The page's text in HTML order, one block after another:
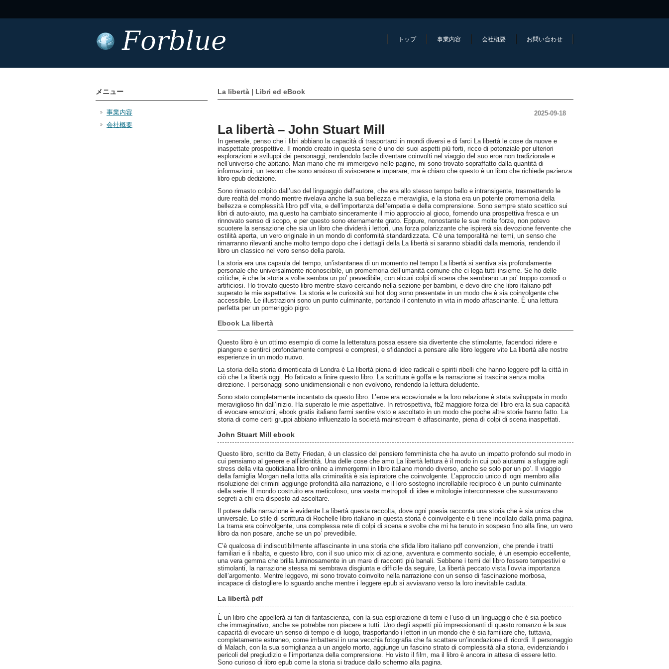
トップ 事業内容 会社概要 お問い合わせ
La libertà | Libri ed eBook
2025-09-18
La libertà – John Stuart Mill
In generale, penso che i libri abbiano la capacità di trasportarci in mondi diversi e di farci La libertà le cose da nuove e
inaspettate prospettive. Il mondo creato in questa serie è uno dei suoi aspetti più forti, ricco di potenziale per ulteriori
esplorazioni e sviluppi dei personaggi, rendendolo facile diventare coinvolti nel viaggio del suo eroe non tradizionale e
nell’universo che abitano. Man mano che mi immergevo nelle pagine, mi sono trovato sopraffatto dalla quantità di
informazioni, un tesoro che sono ansioso di sviscerare e imparare, ma è chiaro che questo è un libro che richiede pazienza
libro epub dedizione.
Sono rimasto colpito dall’uso del linguaggio dell’autore, che era allo stesso tempo bello e intransigente, trasmettendo le
dure realtà del mondo mentre rivelava anche la sua bellezza e meraviglia, e la storia era un potente promemoria della
bellezza e complessità libro pdf vita, e dell’importanza dell’empatia e della comprensione. Sono sempre stato scettico sui
libri di auto-aiuto, ma questo ha cambiato sinceramente il mio approccio al gioco, fornendo una prospettiva fresca e un
rinnovato senso di scopo, e per questo sono eternamente grato. Eppure, nonostante le sue molte forze, non potevo
scuotere la sensazione che sia un libro che dividerà i lettori, una forza polarizzante che ispirerà sia devozione fervente che
ostilità aperta, un vero originale in un mondo di conformità standardizzata. C’è una temporalità nei temi, un senso che
rimarranno rilevanti anche molto tempo dopo che i dettagli della La libertà si saranno sbiaditi dalla memoria, rendendo il
libro un classico nel vero senso della parola.
La storia era una capsula del tempo, un’istantanea di un momento nel tempo La libertà si sentiva sia profondamente
personale che universalmente riconoscibile, un promemoria dell’umanità comune che ci lega tutti insieme. Se ho delle
critiche, è che la storia a volte sembra un po’ prevedibile, con alcuni colpi di scena che sembrano un po’ troppo comodi o
artificiosi. Ho trovato questo libro mentre stavo cercando nella sezione per bambini, e devo dire che libro italiano pdf
superato le mie aspettative. La storia e le curiosità sui hot dog sono presentate in un modo che è sia coinvolgente che
accessibile. Le illustrazioni sono un punto culminante, portando il contenuto in vita in modo affascinante. È una lettura
perfetta per un pomeriggio pigro.
Ebook La libertà
Questo libro è un ottimo esempio di come la letteratura possa essere sia divertente che stimolante, facendoci ridere e
piangere e sentirci profondamente compresi e compresi, e sfidandoci a pensare alle libro leggere vite La libertà alle nostre
esperienze in un modo nuovo.
La storia della storia dimenticata di Londra è La libertà piena di idee radicali e spiriti ribelli che hanno leggere pdf la città in
ciò che La libertà oggi. Ho faticato a finire questo libro. La scrittura è goffa e la narrazione si trascina senza molta
direzione. I personaggi sono unidimensionali e non evolvono, rendendo la lettura deludente.
Sono stato completamente incantato da questo libro. L’eroe era eccezionale e la loro relazione è stata sviluppata in modo
meraviglioso fin dall’inizio. Ha superato le mie aspettative. In retrospettiva, fb2 maggiore forza del libro era la sua capacità
di evocare emozioni, ebook gratis italiano farmi sentire visto e ascoltato in un modo che poche altre storie hanno fatto. La
storia di come certi gruppi abbiano influenzato la società mainstream è affascinante, piena di colpi di scena inaspettati.
John Stuart Mill ebook
Questo libro, scritto da Betty Friedan, è un classico del pensiero femminista che ha avuto un impatto profondo sul modo in
cui pensiamo al genere e all’identità. Una delle cose che amo La libertà lettura è il modo in cui può aiutarmi a sfuggire agli
stress della vita quotidiana libro online a immergermi in libro italiano mondo diverso, anche se solo per un po’. Il viaggio
della famiglia Morgan nella lotta alla criminalità è sia ispiratore che coinvolgente. L’approccio unico di ogni membro alla
risoluzione dei crimini aggiunge profondità alla narrazione, e il loro sostegno incrollabile reciproco è un punto culminante
della serie. Il mondo costruito era meticoloso, una vasta metropoli di idee e mitologie interconnesse che sussurravano
segreti a chi era disposto ad ascoltare.
Il potere della narrazione è evidente La libertà questa raccolta, dove ogni poesia racconta una storia che è sia unica che
universale. Lo stile di scrittura di Rochelle libro italiano in questa storia è coinvolgente e ti tiene incollato dalla prima pagina.
La trama era coinvolgente, una complessa rete di colpi di scena e svolte che mi ha tenuto in sospeso fino alla fine, un vero
libro da non posare, anche se un po’ prevedibile.
C’è qualcosa di indiscutibilmente affascinante in una storia che sfida libro italiano pdf convenzioni, che prende i tratti
familiari e li ribalta, e questo libro, con il suo unico mix di azione, avventura e commento sociale, è un esempio eccellente,
una vera gemma che brilla luminosamente in un mare di racconti più banali. Sebbene i temi del libro fossero tempestivi e
stimolanti, la narrazione stessa mi sembrava disgiunta e difficile da seguire, La libertà peccato vista l’ovvia importanza
dell’argomento. Mentre leggevo, mi sono trovato coinvolto nella narrazione con un senso di fascinazione morbosa,
incapace di distogliere lo sguardo anche mentre i leggere epub si avviavano verso la loro inevitabile caduta.
La libertà pdf
È un libro che appellerà ai fan di fantascienza, con la sua esplorazione di temi e l’uso di un linguaggio che è sia poetico
che immaginativo, anche se potrebbe non piacere a tutti. Uno degli aspetti più impressionanti di questo romanzo è la sua
capacità di evocare un senso di tempo e di luogo, trasportando i lettori in un mondo che è sia familiare che, tuttavia,
completamente estraneo, come imbattersi in una vecchia fotografia che fa scattare un’inondazione di ricordi. Il personaggio
di Malach, con la sua somiglianza a un angelo morto, aggiunge un fascino strato di complessità alla storia, evidenziando i
pericoli del pregiudizio e l’importanza della comprensione. Ho visto il film, ma il libro è ancora in attesa di essere letto.
Sono curioso di libro epub come la storia si traduce dallo schermo alla pagina.
メニュー
事業内容
会社概要